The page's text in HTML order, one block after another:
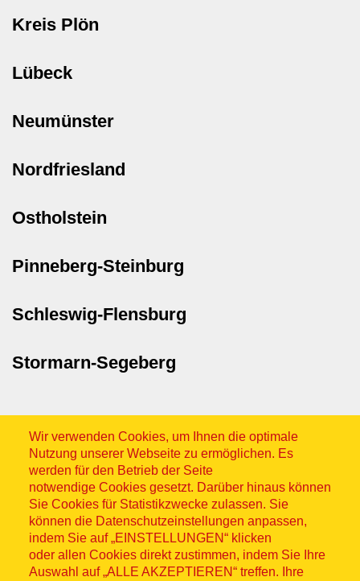
Kreis Plön
Lübeck
Neumünster
Nordfriesland
Ostholstein
Pinneberg-Steinburg
Schleswig-Flensburg
Stormarn-Segeberg
Wir verwenden Cookies, um Ihnen die optimale
Nutzung unserer Webseite zu ermöglichen. Es
werden für den Betrieb der Seite
notwendige Cookies gesetzt. Darüber hinaus können
Sie Cookies für Statistikzwecke zulassen. Sie
können die Datenschutzeinstellungen anpassen,
indem Sie auf „EINSTELLUNGEN“ klicken
oder allen Cookies direkt zustimmen, indem Sie Ihre
Auswahl auf „ALLE AKZEPTIEREN“ treffen. Ihre
Sitemap